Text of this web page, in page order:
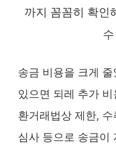
까지 꼼꼼히 확인
송금 비용을 크게
있으면 되레 추가
환거래법상 제한,
심사 등으로 송금이